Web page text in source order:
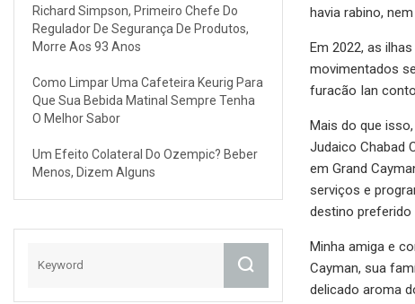
Richard Simpson, Primeiro Chefe Do
Regulador De Segurança De Produtos,
Morre Aos 93 Anos
Como Limpar Uma Cafeteira Keurig Para
Que Sua Bebida Matinal Sempre Tenha
O Melhor Sabor
Um Efeito Colateral Do Ozempic? Beber
Menos, Dizem Alguns
havia rabino,
Em 2022, as
movimentados
furacão Ian
Mais do que
Judaico Chabad
em Grand
serviços e
destino preferido
Minha amiga e
Cayman, sua
delicado aroma